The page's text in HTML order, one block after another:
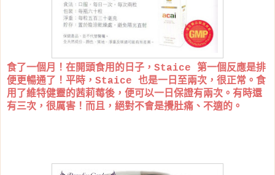
食了一個月！在開頭食用的日子，Staice 第一個反應是排
便更暢通了！平時，Staice 也是一日至兩次，很正常。食
用了維特健靈的茜莉莓後，便可以一日保證有兩次。有時還
有三次，很厲害！而且，絕對不會是攪肚痛、不適的。